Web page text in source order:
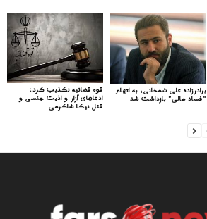
قوه قضائیه تکذیب کرد:
ادعاهای آزار و اذیت جنسی و
قتل نیکا شاکرمی
برادرزاده علی شمخانی، به اتهام
“فساد مالی” بازداشت شد